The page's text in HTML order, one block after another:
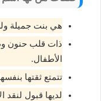
هي بنت جميلة
ذات قلب حنون
الأطفال.
تتمتع ثقتها
لديها قبول لنقد